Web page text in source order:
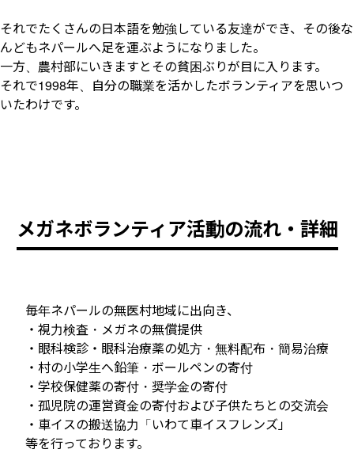
それでたくさんの日本語を勉強している友達ができ、その後な
んどもネパールへ足を運ぶようになりました。
一方、農村部にいきますとその貧困ぶりが目に入ります。
それで1998年、自分の職業を活かしたボランティアを思いつ
いたわけです。
メガネボランティア活動の流れ・詳細
毎年ネパールの無医村地域に出向き、
・視力検査・メガネの無償提供
・眼科検診・眼科治療薬の処方・無料配布・簡易治療
・村の小学生へ鉛筆・ボールペンの寄付
・学校保健薬の寄付・奨学金の寄付
・孤児院の運営資金の寄付および子供たちとの交流会
・車イスの搬送協力「いわて車イスフレンズ」
等を行っております。